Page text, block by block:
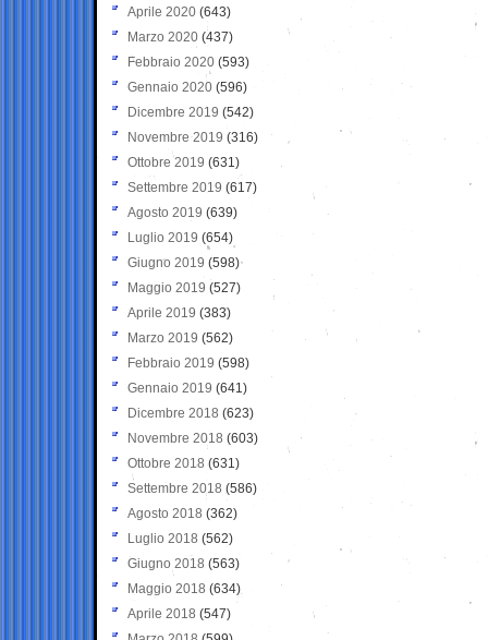
Aprile 2020 (643)
Marzo 2020 (437)
Febbraio 2020 (593)
Gennaio 2020 (596)
Dicembre 2019 (542)
Novembre 2019 (316)
Ottobre 2019 (631)
Settembre 2019 (617)
Agosto 2019 (639)
Luglio 2019 (654)
Giugno 2019 (598)
Maggio 2019 (527)
Aprile 2019 (383)
Marzo 2019 (562)
Febbraio 2019 (598)
Gennaio 2019 (641)
Dicembre 2018 (623)
Novembre 2018 (603)
Ottobre 2018 (631)
Settembre 2018 (586)
Agosto 2018 (362)
Luglio 2018 (562)
Giugno 2018 (563)
Maggio 2018 (634)
Aprile 2018 (547)